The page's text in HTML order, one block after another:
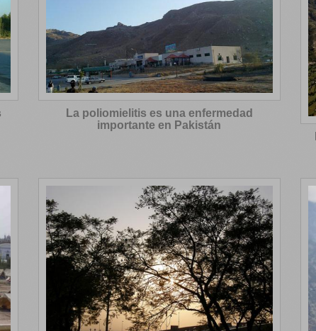
La poliomielitis es una enfermedad
importante en Pakistán